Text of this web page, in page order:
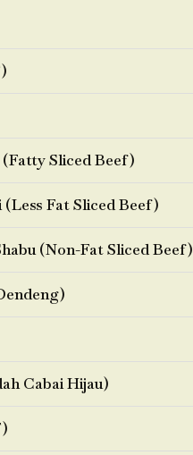
Sliced Beef)
Fat Sliced Beef)
(Non-Fat Sliced Beef)
Cabai Hijau)